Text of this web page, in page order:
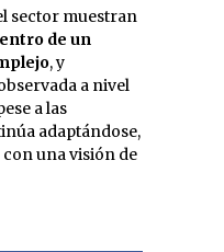
sector muestran
de un
, y
a nivel
a las
adaptándose,
una visión de